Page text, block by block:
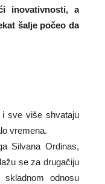
inovativnosti, a
šalje počeo da
i sve više shvataju
vremena.
Silvana Ordinas,
se za drugačiju
odnosu